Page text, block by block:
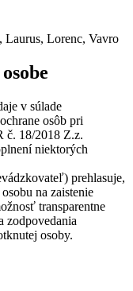
Laurus, Lorenc, Vavro
v súlade
osôb pri
č. 18/2018 Z.z.
niektorých
prehlasuje,
na zaistenie
transparentne
zodpovedania
osoby.